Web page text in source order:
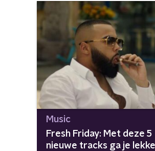
Music
Fresh Friday: Met deze 5
nieuwe tracks ga je